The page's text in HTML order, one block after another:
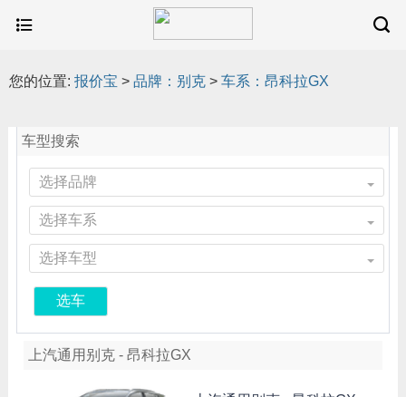
您的位置: 报价宝 > 品牌：别克 > 车系：昂科拉GX
车型搜索
选择品牌
选择车系
选择车型
选车
上汽通用别克 - 昂科拉GX